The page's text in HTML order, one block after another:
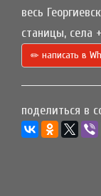
весь
станицы, села
написать в
поделиться в